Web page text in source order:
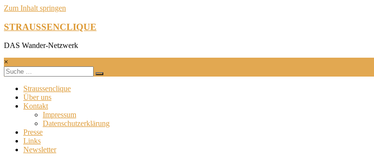
Zum Inhalt springen
STRAUSSENCLIQUE
DAS Wander-Netzwerk
×
Straussenclique
Über uns
Kontakt
Impressum
Datenschutzerklärung
Presse
Links
Newsletter